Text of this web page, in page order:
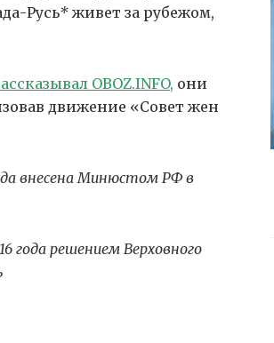
Русь*живет за рубежом,
OBOZ.INFO, они
движение «Совет жен
внесена Минюстом РФ в
года решением Верховного